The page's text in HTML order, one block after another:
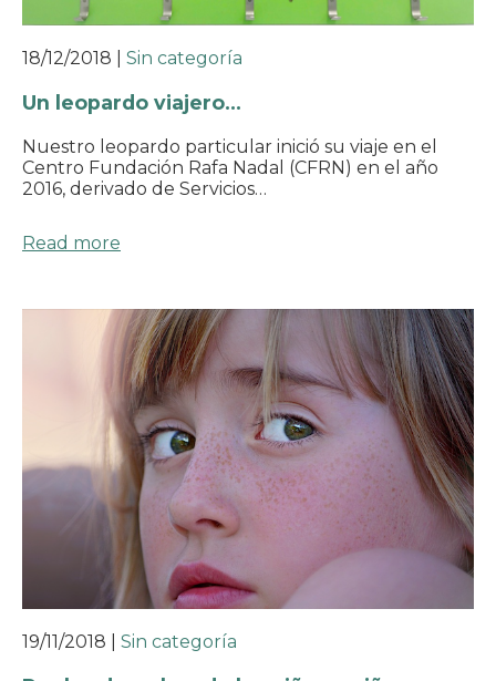
18/12/2018 Sin categoría
Un leopardo viajero…
Nuestro leopardo particular inició su viaje en el
Centro Fundación Rafa Nadal (CFRN) en el año
2016, derivado de Servicios…
Read more
19/11/2018 Sin categoría